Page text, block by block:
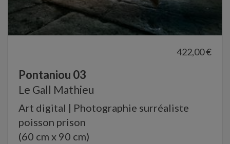
422,00 €
Pontaniou 03
Le Gall Mathieu
Art digital | Photographie surréaliste
poisson prison
(60 cm x 90 cm)